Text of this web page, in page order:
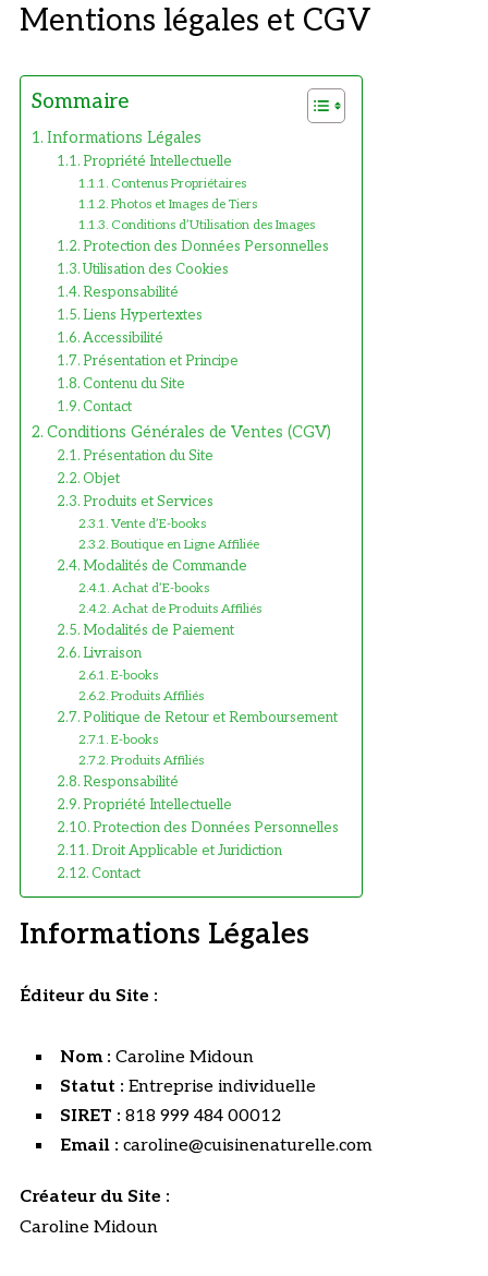
Mentions légales et CGV
Sommaire
Informations Légales
Propriété Intellectuelle
Contenus Propriétaires
Photos et Images de Tiers
Conditions d’Utilisation des Images
Protection des Données Personnelles
Utilisation des Cookies
Responsabilité
Liens Hypertextes
Accessibilité
Présentation et Principe
Contenu du Site
Contact
Conditions Générales de Ventes (CGV)
Présentation du Site
Objet
Produits et Services
Vente d’E-books
Boutique en Ligne Affiliée
Modalités de Commande
Achat d’E-books
Achat de Produits Affiliés
Modalités de Paiement
Livraison
E-books
Produits Affiliés
Politique de Retour et Remboursement
E-books
Produits Affiliés
Responsabilité
Propriété Intellectuelle
Protection des Données Personnelles
Droit Applicable et Juridiction
Contact
Informations Légales
Éditeur du Site :
Nom : Caroline Midoun
Statut : Entreprise individuelle
SIRET : 818 999 484 00012
Email : caroline@cuisinenaturelle.com
Créateur du Site :
Caroline Midoun